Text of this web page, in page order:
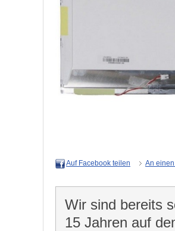
Auf Facebook teilen An
Wir sind bereits
15 Jahren auf